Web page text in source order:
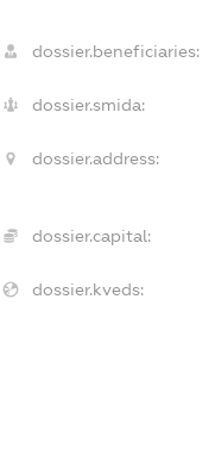
dossier.beneficiaries:
dossier.smida:
dossier.address:
dossier.capital:
dossier.kveds: